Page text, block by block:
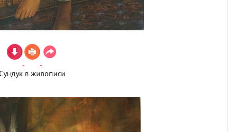
Сундук в живописи